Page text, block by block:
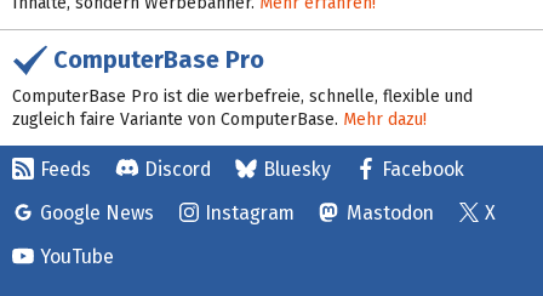
ComputerBase Pro
ComputerBase Pro ist die werbefreie, schnelle, flexible und
zugleich faire Variante von ComputerBase. Mehr dazu!
Feeds Discord Bluesky
Facebook
Google News
Instagram Mastodon
X
YouTube